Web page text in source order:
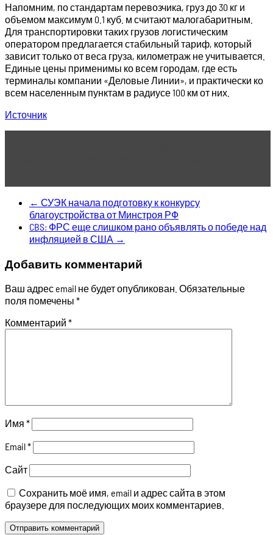
Напомним, по стандартам перевозчика, груз до 30 кг и
объемом максимум 0.1 куб. м считают малогабаритным.
Для транспортировки таких грузов логистическим
оператором предлагается стабильный тариф, который
зависит только от веса груза, километраж не учитывается.
Единые цены применимы ко всем городам, где есть
терминалы компании «Деловые Линии», и практически ко
всем населенным пунктам в радиусе 100 км от них.
Источник
← СУЭК начала подготовку к конкурсу
благоустройства от Минстроя РФ
CBS: ФРС еще слишком рано объявлять о победе над
инфляцией в США →
Добавить комментарий
Ваш адрес email не будет опубликован. Обязательные
поля помечены *
Комментарий *
Имя *
Email*
Сайт
Сохранить моё имя, email и адрес сайта в этом
браузере для последующих моих комментариев.